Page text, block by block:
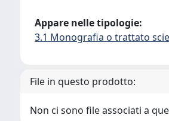
Appare nelle tipologie:
3.1 Monografia o trattato
File in questo prodotto:
Non ci sono file associati a